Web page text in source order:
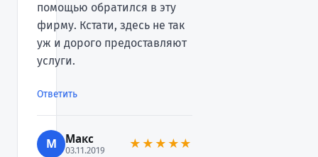
помощью обратился в эту
фирму. Кстати, здесь не так
уж и дорого предоставляют
услуги.
Ответить
М Макс
03.11.2019 ★★★★★